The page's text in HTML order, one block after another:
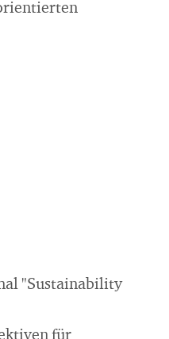
"Sustainability
für